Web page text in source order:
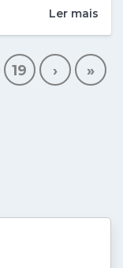
Ler mais
19 › »